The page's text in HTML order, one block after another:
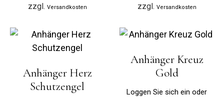
zzgl. Versandkosten
zzgl. Versandkosten
Anhänger Herz
Schutzengel
Anhänger Kreuz
Gold
Loggen Sie sich ein oder